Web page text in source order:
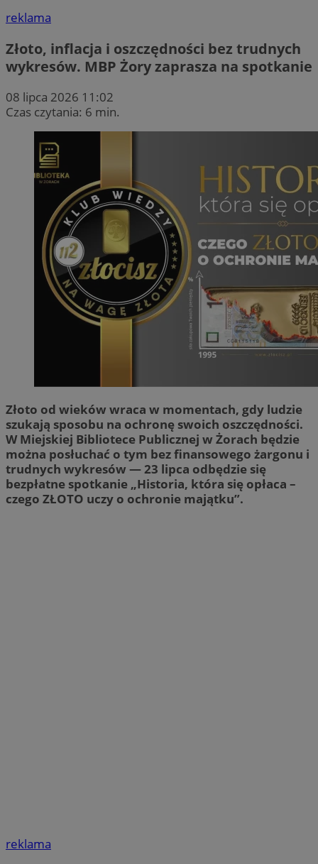
reklama
Złoto, inflacja i oszczędności bez trudnych
wykresów. MBP Żory zaprasza na spotkanie
08 lipca 2026 11:02
Czas czytania: 6 min.
Złoto od wieków wraca w momentach, gdy ludzie
szukają sposobu na ochronę swoich oszczędności.
W Miejskiej Bibliotece Publicznej w Żorach będzie
można posłuchać o tym bez finansowego żargonu i
trudnych wykresów — 23 lipca odbędzie się
bezpłatne spotkanie „Historia, która się opłaca –
czego ZŁOTO uczy o ochronie majątku”.
reklama